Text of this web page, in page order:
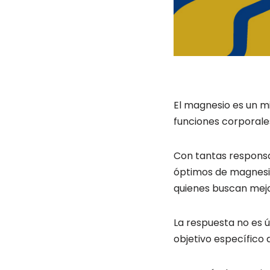
El magnesio es un
funciones
Con tantas
óptimos de
quienes buscan
La respuesta no es
objetivo específico